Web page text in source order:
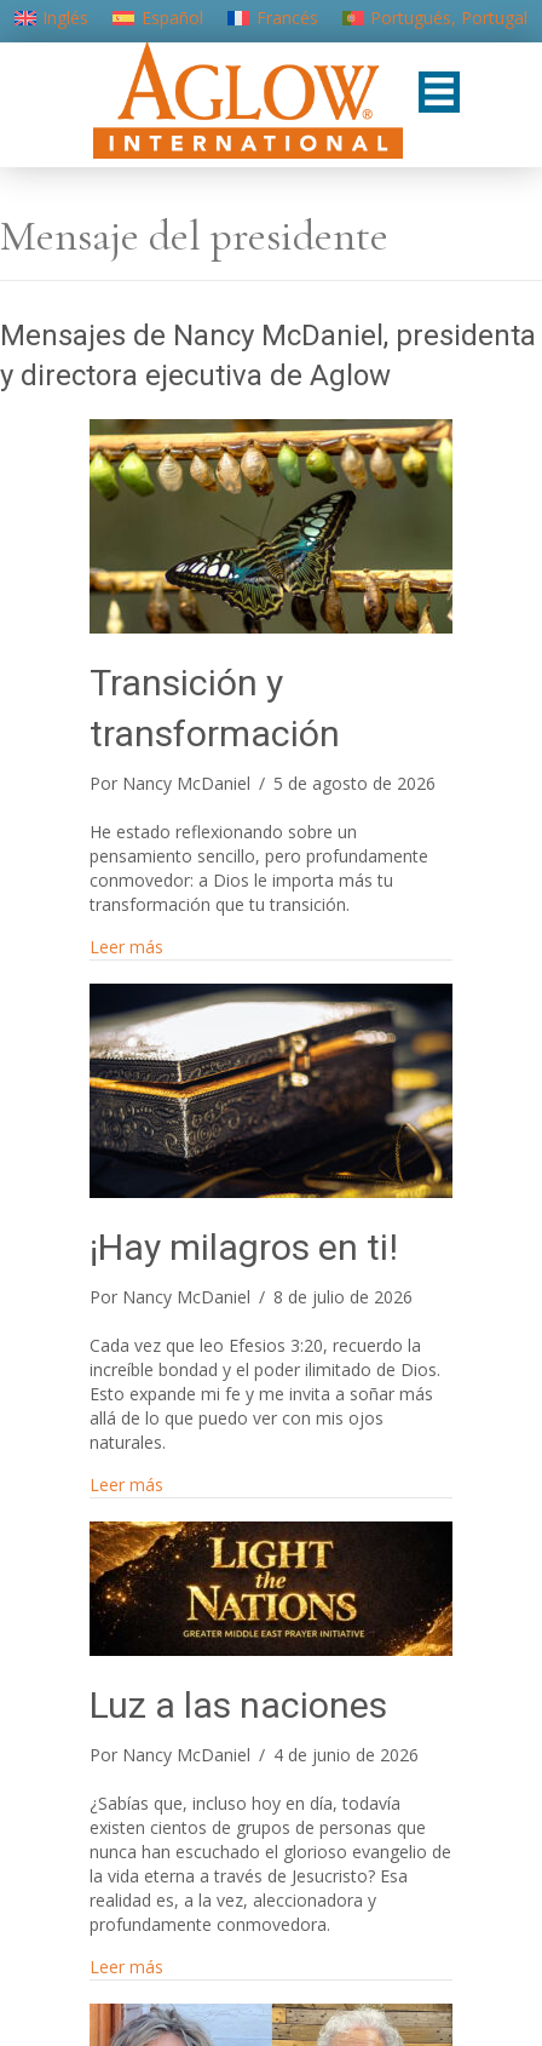
Inglés Español Francés Portugués, Portugal
Mensaje del presidente
Mensajes de Nancy McDaniel, presidenta
y directora ejecutiva de Aglow
Transición y
transformación
Por Nancy McDaniel / 5 de agosto de 2026
He estado reflexionando sobre un
pensamiento sencillo, pero profundamente
conmovedor: a Dios le importa más tu
transformación que tu transición.
Leer más
¡Hay milagros en ti!
Por Nancy McDaniel / 8 de julio de 2026
Cada vez que leo Efesios 3:20, recuerdo la
increíble bondad y el poder ilimitado de Dios.
Esto expande mi fe y me invita a soñar más
allá de lo que puedo ver con mis ojos
naturales.
Leer más
Luz a las naciones
Por Nancy McDaniel / 4 de junio de 2026
¿Sabías que, incluso hoy en día, todavía
existen cientos de grupos de personas que
nunca han escuchado el glorioso evangelio de
la vida eterna a través de Jesucristo? Esa
realidad es, a la vez, aleccionadora y
profundamente conmovedora.
Leer más